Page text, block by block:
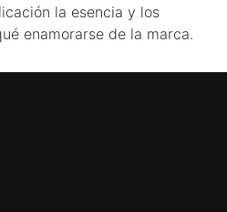
la esencia y los
enamorarse de la marca.